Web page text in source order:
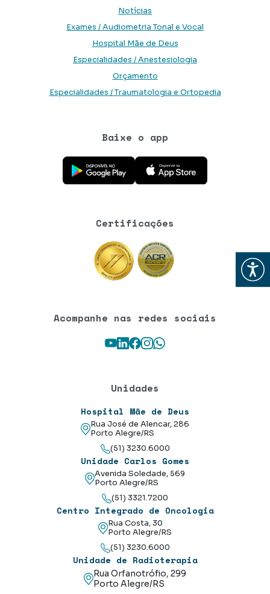
Abrir
Notícias
Exames / Audiometria Tonal e Vocal
Hospital Mãe de Deus
Especialidades / Anestesiologia
Orçamento
Especialidades / Traumatologia e Ortopedia
Baixe o app
Baixe o aplicativo na Google Play Store
Baixe o aplicativo na App Store
Certificações
Acompanhe nas redes sociais
Youtube
LinkedIn
Facebook
Instagram
WhatsApp
Unidades
Hospital Mãe de Deus
Rua José de Alencar, 286
Porto Alegre/RS
(51) 3230.6000
Unidade Carlos Gomes
Avenida Soledade, 569
Porto Alegre/RS
(51) 3321.7200
Centro Integrado de Oncologia
Rua Costa, 30
Porto Alegre/RS
(51) 3230.6000
Unidade de Radioterapia
Rua Orfanotrófio, 299
Porto Alegre/RS